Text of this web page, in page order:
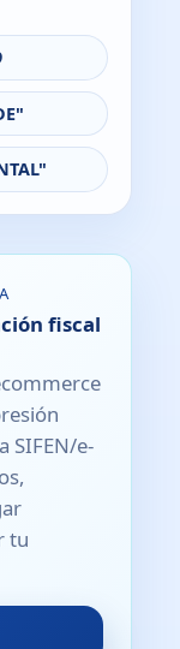
fiscal
SIFEN/e-
tu